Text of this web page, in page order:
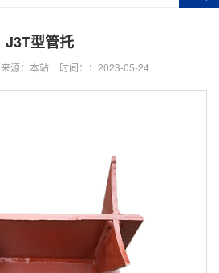
J3T型管托
来源：本站 时间：：2023-05-24